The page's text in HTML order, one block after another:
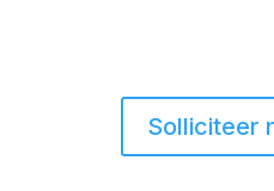
Solliciteer